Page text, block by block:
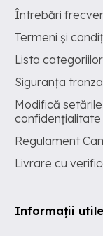
Întrebări
Termeni și
Lista categoriilor
Siguranța
Modifică
confidențialitate
Regulament
Livrare cu
Informații utile